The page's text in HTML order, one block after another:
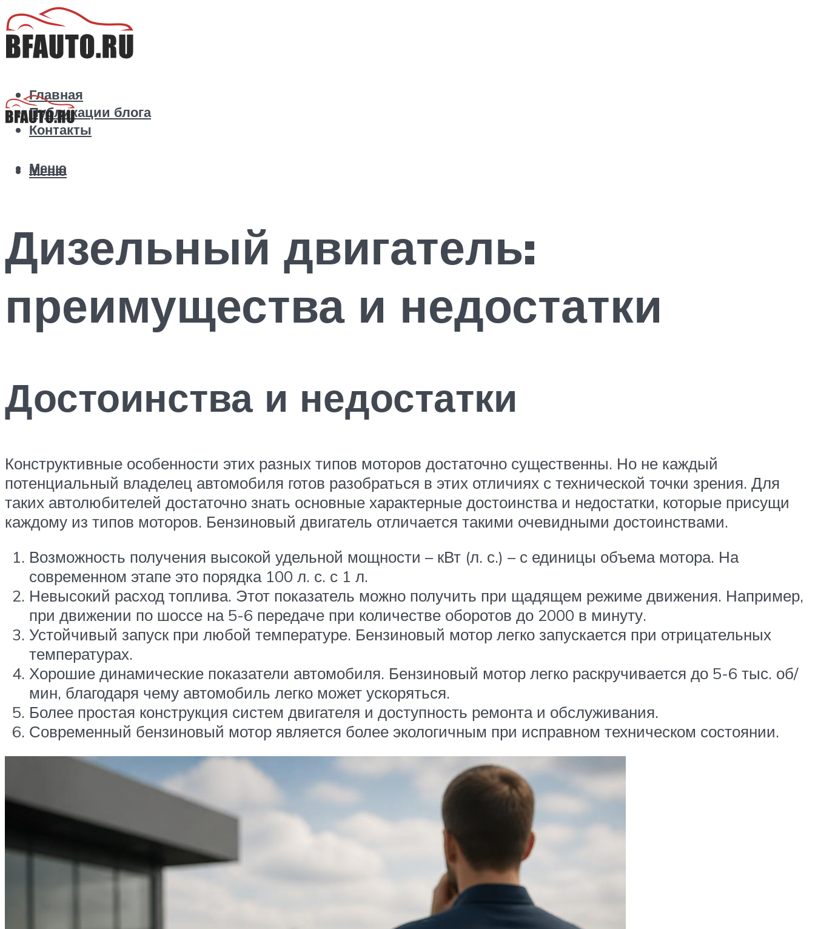
Главная
Публикации блога
Контакты
Меню
Меню
Дизельный двигатель:
преимущества и недостатки
Достоинства и недостатки
Конструктивные особенности этих разных типов моторов достаточно существенны. Но не каждый
потенциальный владелец автомобиля готов разобраться в этих отличиях с технической точки зрения. Для
таких автолюбителей достаточно знать основные характерные достоинства и недостатки, которые присущи
каждому из типов моторов. Бензиновый двигатель отличается такими очевидными достоинствами.
Возможность получения высокой удельной мощности – кВт (л. с.) – с единицы объема мотора. На
современном этапе это порядка 100 л. с. с 1 л.
Невысокий расход топлива. Этот показатель можно получить при щадящем режиме движения. Например,
при движении по шоссе на 5-6 передаче при количестве оборотов до 2000 в минуту.
Устойчивый запуск при любой температуре. Бензиновый мотор легко запускается при отрицательных
температурах.
Хорошие динамические показатели автомобиля. Бензиновый мотор легко раскручивается до 5-6 тыс. об/
мин, благодаря чему автомобиль легко может ускоряться.
Более простая конструкция систем двигателя и доступность ремонта и обслуживания.
Современный бензиновый мотор является более экологичным при исправном техническом состоянии.